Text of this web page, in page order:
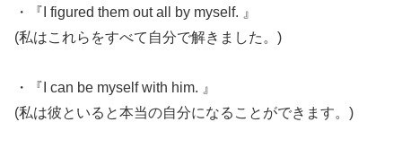
・『I figured them out all by myself. 』
(私はこれらをすべて自分で解きました。)
・『I can be myself with him. 』
(私は彼といると本当の自分になることができます。)